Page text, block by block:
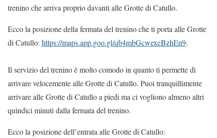
trenino che arriva proprio davanti alle Grotte di Catullo.
Ecco la posizione della fermata del trenino che ti porta alle Grotte
di Catullo: https://maps.app.goo.gl/qb4mbGcwexeBzhEn9.
Il servizio del trenino è molto comodo in quanto ti permette di
arrivare velocemente alle Grotte di Catullo. Puoi tranquillimente
arrivare alle Grotte di Catullo a piedi ma ci vogliono almeno altri
quindici minuti dalla fermata del trenino.
Ecco la posizione dell’entrata alle Grotte di Catullo: